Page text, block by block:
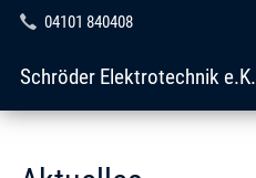
04101 840408
Schröder Elektrotechnik e.K.